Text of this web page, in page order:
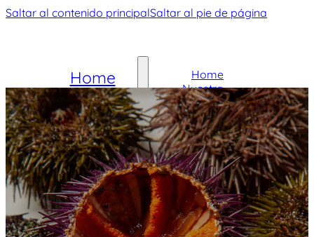
Saltar al contenido principalSaltar al pie de página
Home
Nuestra
Historia
Carta
Galería
Contacto
Home
Nuestra
Historia
Carta
Galería
Contacto
Reservar